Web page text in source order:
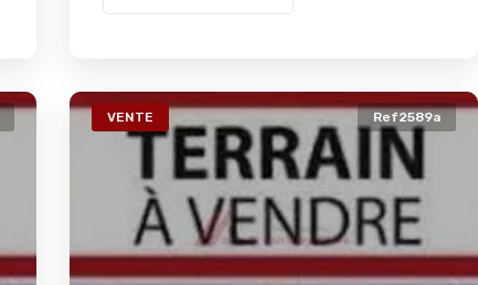
VENTE Ref2589a